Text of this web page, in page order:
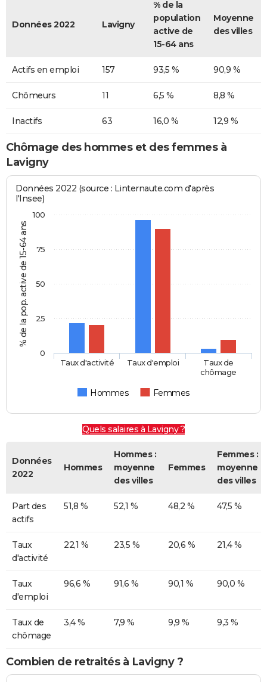
Données 2022 Lavigny
% de la
population
active de
15-64 ans
Moyenne
des villes
Actifs en emploi 157 93,5 % 90,9 %
Chômeurs 11 6,5 % 8,8 %
Inactifs 63 16,0 % 12,9 %
Chômage des hommes et des femmes à
Lavigny
% de la pop. active de 15-64 ans
Données 2022 (source : Linternaute.com d'après
l'Insee)
Hommes Femmes
Taux d'activité Taux d'emploi
Taux de
chômage
0
25
50
75
100
Quels salaires à Lavigny ?
Données
2022
Hommes
Hommes :
moyenne
des villes
Femmes
Femmes :
moyenne
des villes
Part des
actifs
51,8 % 52,1 % 48,2 % 47,5 %
Taux
d'activité
22,1 % 23,5 % 20,6 % 21,4 %
Taux
d'emploi
96,6 % 91,6 % 90,1 % 90,0 %
Taux de
chômage
3,4 % 7,9 % 9,9 % 9,3 %
Combien de retraités à Lavigny ?